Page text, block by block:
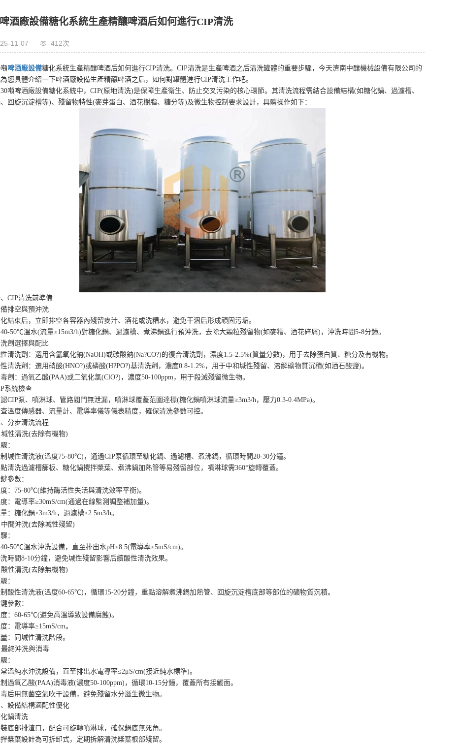
酒廠設備糖化系統生產精釀啤酒后如何進行CIP清洗
11-07 412次
啤酒廠設備糖化系統生產精釀啤酒后如何進行CIP清洗。CIP清洗是生產啤酒之后清洗罐體的重要步驟，今天濟南中釀機械設備有限公司的
您具體介紹一下啤酒廠設備生產精釀啤酒之后，如何對罐體進行CIP清洗工作吧。
啤酒廠設備糖化系統中，CIP(原地清洗)是保障生產衛生、防止交叉污染的核心環節。其清洗流程需結合設備結構(如糖化鍋、過濾槽、
回旋沉淀槽等)、殘留物特性(麥芽蛋白、酒花樹脂、糖分等)及微生物控制要求設計，具體操作如下：
清洗前準備
空與預沖洗
束后，立即排空各容器內殘留麥汁、酒花或洗糟水，避免干涸后形成頑固污垢。
溫水(流量≥15m3/h)對糖化鍋、過濾槽、煮沸鍋進行預沖洗，去除大顆粒殘留物(如麥糟、酒花碎屑)，沖洗時間5-8分鐘。
選擇與配比
洗劑：選用含氫氧化鈉(NaOH)或碳酸鈉(Na?CO?)的復合清洗劑，濃度1.5-2.5%(質量分數)，用于去除蛋白質、糖分及有機物。
洗劑：選用硝酸(HNO?)或磷酸(H?PO?)基清洗劑，濃度0.8-1.2%，用于中和堿性殘留、溶解礦物質沉積(如酒石酸鹽)。
：過氧乙酸(PAA)或二氧化氯(ClO?)，濃度50-100ppm，用于殺滅殘留微生物。
統檢查
泵、噴淋球、管路閥門無泄漏，噴淋球覆蓋范圍達標(糖化鍋噴淋球流量≥3m3/h，壓力0.3-0.4MPa)。
度傳感器、流量計、電導率儀等儀表精度，確保清洗參數可控。
步清洗流程
清洗(去除有機物)
：
性清洗液(溫度75-80℃)，通過CIP泵循環至糖化鍋、過濾槽、煮沸鍋，循環時間20-30分鐘。
洗過濾槽篩板、糖化鍋攪拌槳葉、煮沸鍋加熱管等易殘留部位，噴淋球需360°旋轉覆蓋。
數：
75-80℃(維持酶活性失活與清洗效率平衡)。
電導率≥30mS/cm(通過在線監測調整補加量)。
糖化鍋≥3m3/h，過濾槽≥2.5m3/h。
沖洗(去除堿性殘留)
：
溫水沖洗設備，直至排出水pH≤8.5(電導率≤5mS/cm)。
間8-10分鐘，避免堿性殘留影響后續酸性清洗效果。
清洗(去除無機物)
：
性清洗液(溫度60-65℃)，循環15-20分鐘，重點溶解煮沸鍋加熱管、回旋沉淀槽底部等部位的礦物質沉積。
數：
60-65℃(避免高溫導致設備腐蝕)。
電導率≥15mS/cm。
同堿性清洗階段。
沖洗與消毒
：
純水沖洗設備，直至排出水電導率≤2μS/cm(接近純水標準)。
氧乙酸(PAA)消毒液(濃度50-100ppm)，循環10-15分鐘，覆蓋所有接觸面。
用無菌空氣吹干設備，避免殘留水分滋生微生物。
備結構適配性優化
清洗
部排渣口，配合可旋轉噴淋球，確保鍋底無死角。
葉設計為可拆卸式，定期拆解清洗槳葉根部殘留。